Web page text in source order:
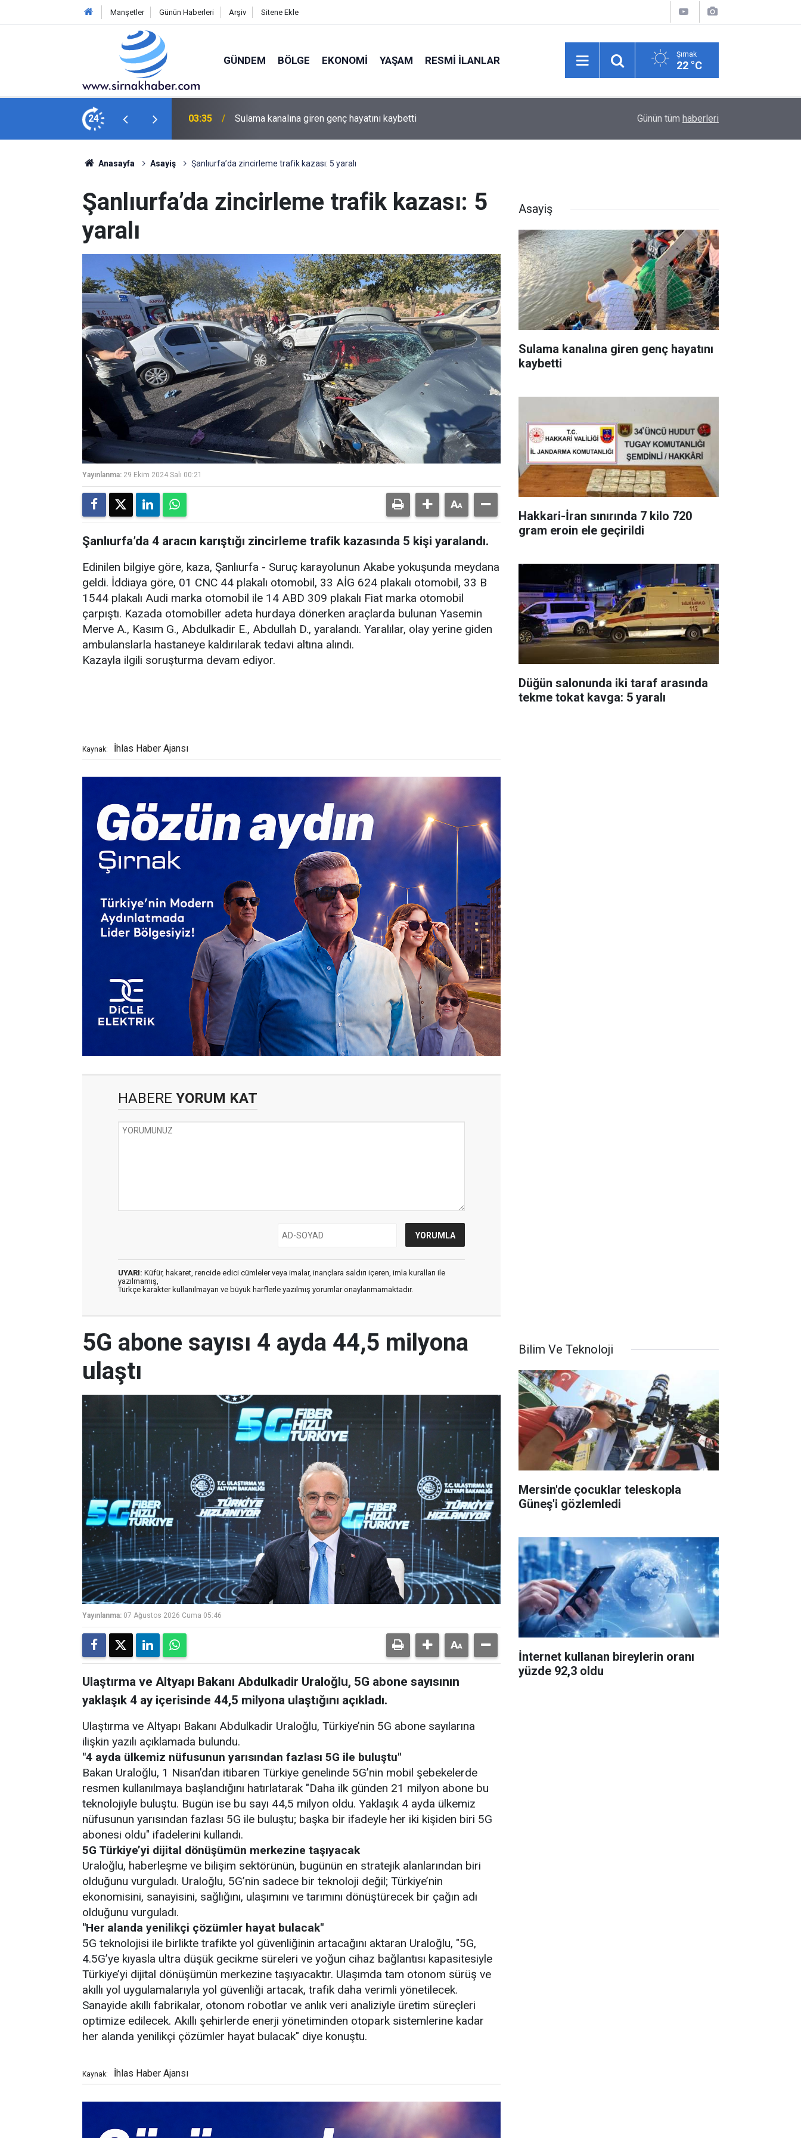
Manşetler Günün Haberleri Arşiv Sitene Ekle
GÜNDEM BÖLGE EKONOMI YAŞAM RESMI İLANLAR Şırnak
22 °C
24 03:13 Şırnaklı Gençler Badmintonla Geleceğe Hazırlanıyor Hakkari-İran sınırında 7 kilo 720 gram eroin
Günün tüm haberleri
Anasayfa Asayiş Şanlıurfa’da zincirleme trafik kazası: 5 yaralı
Şanlıurfa’da zincirleme trafik kazası: 5
yaralı
Yayınlanma: 29 Ekim 2024 Salı 00:21
Şanlıurfa’da 4 aracın karıştığı zincirleme trafik kazasında 5 kişi yaralandı.
Edinilen bilgiye göre, kaza, Şanlıurfa - Suruç karayolunun Akabe yokuşunda meydana
geldi. İddiaya göre, 01 CNC 44 plakalı otomobil, 33 AİG 624 plakalı otomobil, 33 B
1544 plakalı Audi marka otomobil ile 14 ABD 309 plakalı Fiat marka otomobil
çarpıştı. Kazada otomobiller adeta hurdaya dönerken araçlarda bulunan Yasemin
Merve A., Kasım G., Abdulkadir E., Abdullah D., yaralandı. Yaralılar, olay yerine giden
ambulanslarla hastaneye kaldırılarak tedavi altına alındı.
Kazayla ilgili soruşturma devam ediyor.
Kaynak: İhlas Haber Ajansı
HABERE YORUM KAT
UYARI: Küfür, hakaret, rencide edici cümleler veya imalar, inançlara saldırı içeren, imla kuralları ile
yazılmamış,
Türkçe karakter kullanılmayan ve büyük harflerle yazılmış yorumlar onaylanmamaktadır.
Asayiş
Sulama kanalına giren genç hayatını
kaybetti
Hakkari-İran sınırında 7 kilo 720
gram eroin ele geçirildi
Düğün salonunda iki taraf arasında
tekme tokat kavga: 5 yaralı
5G abone sayısı 4 ayda 44,5 milyona
ulaştı
Yayınlanma: 07 Ağustos 2026 Cuma 05:46
Ulaştırma ve Altyapı Bakanı Abdulkadir Uraloğlu, 5G abone sayısının
yaklaşık 4 ay içerisinde 44,5 milyona ulaştığını açıkladı.
Ulaştırma ve Altyapı Bakanı Abdulkadir Uraloğlu, Türkiye’nin 5G abone sayılarına
ilişkin yazılı açıklamada bulundu.
"4 ayda ülkemiz nüfusunun yarısından fazlası 5G ile buluştu"
Bakan Uraloğlu, 1 Nisan’dan itibaren Türkiye genelinde 5G’nin mobil şebekelerde
resmen kullanılmaya başlandığını hatırlatarak "Daha ilk günden 21 milyon abone bu
teknolojiyle buluştu. Bugün ise bu sayı 44,5 milyon oldu. Yaklaşık 4 ayda ülkemiz
nüfusunun yarısından fazlası 5G ile buluştu; başka bir ifadeyle her iki kişiden biri 5G
abonesi oldu" ifadelerini kullandı.
5G Türkiye’yi dijital dönüşümün merkezine taşıyacak
Uraloğlu, haberleşme ve bilişim sektörünün, bugünün en stratejik alanlarından biri
olduğunu vurguladı. Uraloğlu, 5G’nin sadece bir teknoloji değil; Türkiye’nin
ekonomisini, sanayisini, sağlığını, ulaşımını ve tarımını dönüştürecek bir çağın adı
olduğunu vurguladı.
"Her alanda yenilikçi çözümler hayat bulacak"
5G teknolojisi ile birlikte trafikte yol güvenliğinin artacağını aktaran Uraloğlu, "5G,
4.5G’ye kıyasla ultra düşük gecikme süreleri ve yoğun cihaz bağlantısı kapasitesiyle
Türkiye’yi dijital dönüşümün merkezine taşıyacaktır. Ulaşımda tam otonom sürüş ve
akıllı yol uygulamalarıyla yol güvenliği artacak, trafik daha verimli yönetilecek.
Sanayide akıllı fabrikalar, otonom robotlar ve anlık veri analiziyle üretim süreçleri
optimize edilecek. Akıllı şehirlerde enerji yönetiminden otopark sistemlerine kadar
her alanda yenilikçi çözümler hayat bulacak" diye konuştu.
Kaynak: İhlas Haber Ajansı
Bilim Ve Teknoloji
Mersin'de çocuklar teleskopla
Güneş'i gözlemledi
İnternet kullanan bireylerin oranı
yüzde 92,3 oldu